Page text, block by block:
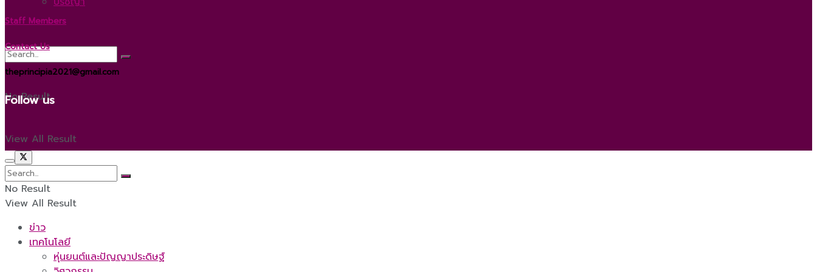
No Result
View All Result
Staff Members
Contact Us
theprincipia2021@gmail.com
Follow us
No Result
View All Result
ข่าว
เทคโนโลยี
หุ่นยนต์และปัญญาประดิษฐ์